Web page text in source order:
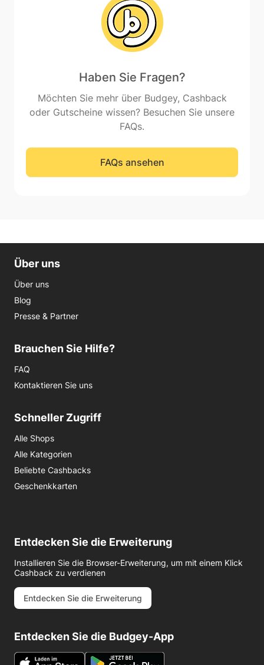
Haben Sie Fragen?
Möchten Sie mehr über Budgey, Cashback
oder Gutscheine wissen? Besuchen Sie unsere
FAQs.
FAQs ansehen
Über uns
Über uns
Blog
Presse & Partner
Brauchen Sie Hilfe?
FAQ
Kontaktieren Sie uns
Schneller Zugriff
Alle Shops
Alle Kategorien
Beliebte Cashbacks
Geschenkkarten
Entdecken Sie die Erweiterung
Installieren Sie die Browser-Erweiterung, um mit einem Klick
Cashback zu verdienen
Entdecken Sie die Erweiterung
Entdecken Sie die Budgey-App